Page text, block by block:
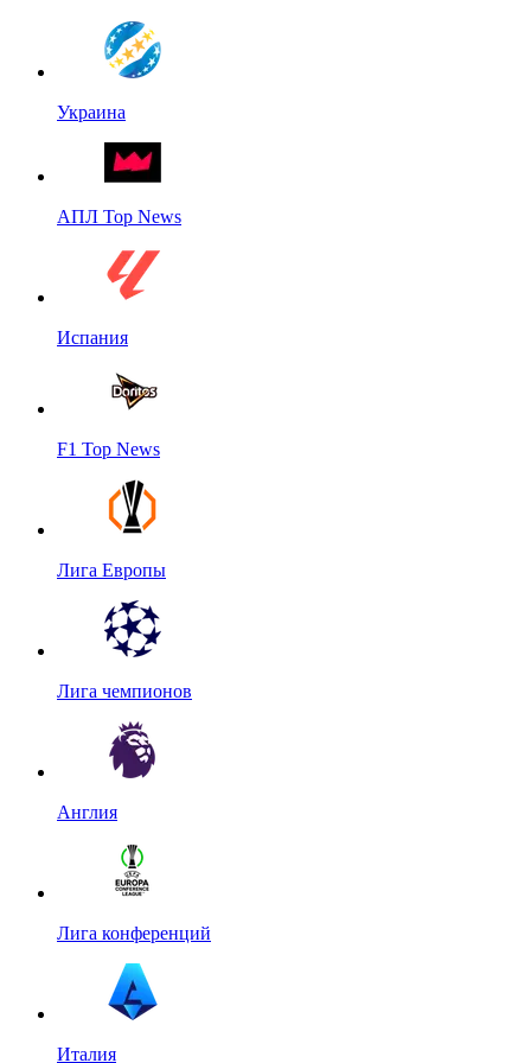
Украина
АПЛ Top News
Испания
F1 Top News
Лига Европы
Лига чемпионов
Англия
Лига конференций
Италия